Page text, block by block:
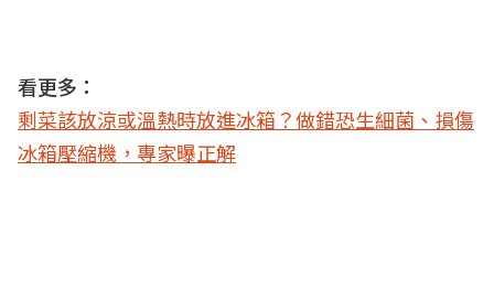
看更多：
剩菜該放涼或溫熱時放進冰箱？做錯恐生細菌、損傷
冰箱壓縮機，專家曝正解